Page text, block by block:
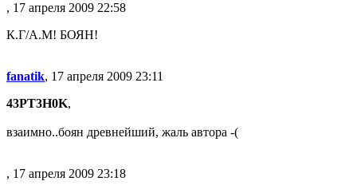
, 17 апреля 2009 22:58
К.Г/А.М! БОЯН!
fanatik, 17 апреля 2009 23:11
43PT3H0K,
взаимно..боян древнейший, жаль автора -(
, 17 апреля 2009 23:18